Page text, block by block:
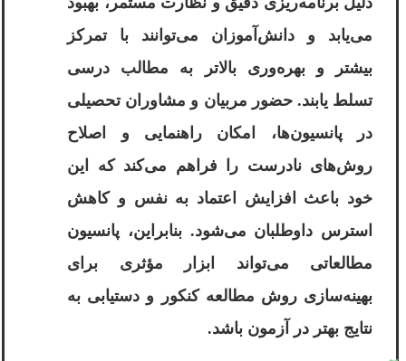
می‌یابد و دانش‌آموزان می‌توانند با تمرکز
بیشتر و بهره‌وری بالاتر به مطالب درسی
تسلط یابند. حضور مربیان و مشاوران تحصیلی
در پانسیون‌ها، امکان راهنمایی و اصلاح
روش‌های نادرست را فراهم می‌کند که این
خود باعث افزایش اعتماد به نفس و کاهش
استرس داوطلبان می‌شود. بنابراین، پانسیون
مطالعاتی می‌تواند ابزار مؤثری برای
بهینه‌سازی روش مطالعه کنکور و دستیابی به
نتایج بهتر در آزمون باشد.